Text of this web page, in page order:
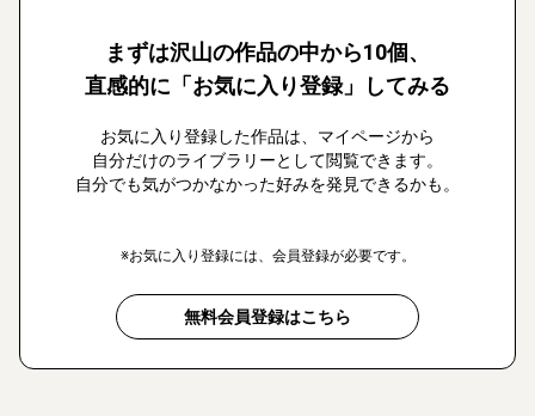
まずは沢山の作品の中から10個、
直感的に「お気に入り登録」してみる
お気に入り登録した作品は、マイページから
自分だけのライブラリーとして閲覧できます。
自分でも気がつかなかった好みを発見できるかも。
※お気に入り登録には、会員登録が必要です。
無料会員登録はこちら